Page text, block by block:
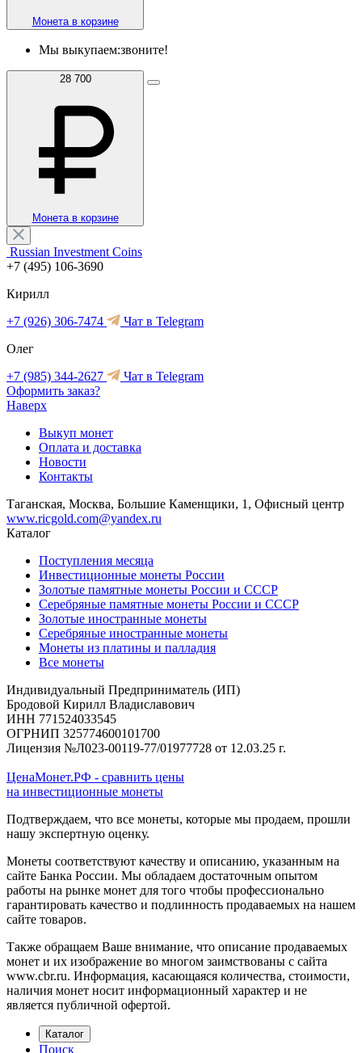
Монета в корзине
Мы выкупаем:звоните!
28 700
Монета в корзине
Russian Investment Coins
+7 (495) 106-3690
Кирилл
+7 (926) 306-7474
Чат в Telegram
Олег
+7 (985) 344-2627
Чат в Telegram
Оформить заказ?
Наверх
Выкуп монет
Оплата и доставка
Новости
Контакты
Таганская, Москва, Большие Каменщики, 1, Офисный центр
www.ricgold.com@yandex.ru
Каталог
Поступления месяца
Инвестиционные монеты России
Золотые памятные монеты России и СССР
Серебряные памятные монеты России и СССР
Золотые иностранные монеты
Серебряные иностранные монеты
Монеты из платины и палладия
Все монеты
Индивидуальный Предприниматель (ИП)
Бродовой Кирилл Владиславович
ИНН 771524033545
ОГРНИП 325774600101700
Лицензия №Л023-00119-77/01977728 от 12.03.25 г.
ЦенаМонет.РФ - сравнить цены
на инвестиционные монеты
Подтверждаем, что все монеты, которые мы продаем, прошли
нашу экспертную оценку.
Монеты соответствуют качеству и описанию, указанным на
сайте Банка России. Мы обладаем достаточным опытом
работы на рынке монет для того чтобы профессионально
гарантировать качество и подлинность продаваемых на нашем
сайте товаров.
Также обращаем Ваше внимание, что описание продаваемых
монет и их изображение во многом заимствованы с сайта
www.cbr.ru. Информация, касающаяся количества, стоимости,
наличия монет носит информационный характер и не
является публичной офертой.
Каталог
Поиск